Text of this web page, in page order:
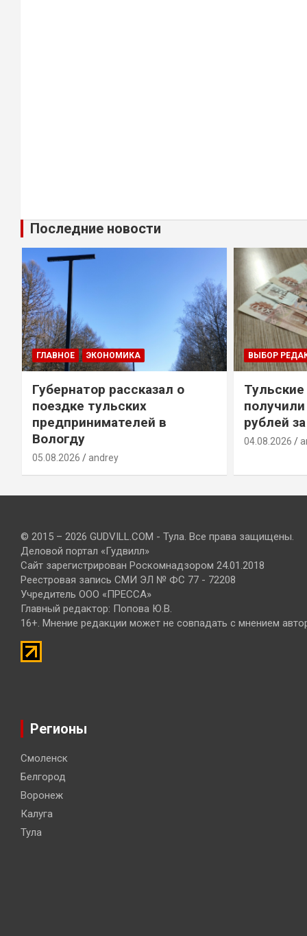
Последние новости
ГЛАВНОЕ ЭКОНОМИКА
Губернатор рассказал о
поездке тульских
предпринимателей в
Вологду
05.08.2026 andrey
ВЫБОР
рублей
04.08.2026
© 2015 – 2026 GUDVILL.COM - Тула. Все права защищены.
Деловой портал «Гудвилл»
Сайт зарегистрирован Роскомнадзором 24.01.2018
Реестровая запись СМИ ЭЛ № ФС 77 - 72208
Учредитель ООО «ПРЕССА»
Главный редактор: Попова Ю.В.
16+. Мнение редакции может не совпадать с мнением
Регионы
Смоленск
Белгород
Воронеж
Калуга
Тула